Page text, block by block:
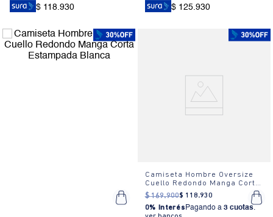
$ 118.930 $ 125.930
Camiseta Hombre Oversize
Cuello Redondo Manga Corta
Estampada Blanca
$ 169.900$ 118.930
0% Interés Pagando a 3 cuotas.